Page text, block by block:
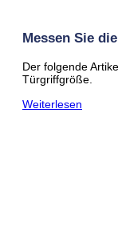
Messen Sie
Der folgende
Türgriffgröße.
Weiterlesen